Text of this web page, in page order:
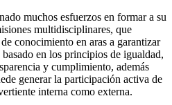
muchos esfuerzos en formar a su
multidisciplinares, que
conocimiento en aras a garantizar
en los principios de igualdad,
y cumplimiento, además
generar la participación activa de
interna como externa.